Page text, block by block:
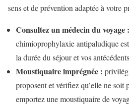
sens et de prévention adaptée à votre
Consultez un médecin du voyage :
chimioprophylaxie antipaludique
la durée du séjour et vos
Moustiquaire imprégnée :
proposent et vérifiez qu’elle ne soit
emportez une moustiquaire de